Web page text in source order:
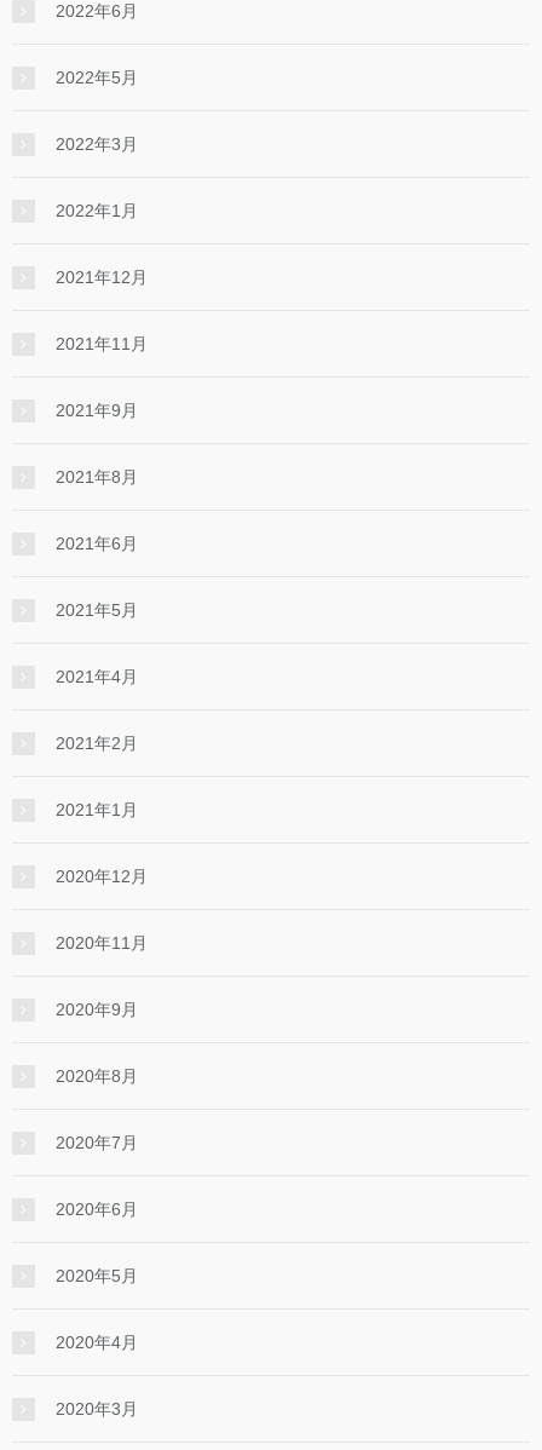
2022年6月
2022年5月
2022年3月
2022年1月
2021年12月
2021年11月
2021年9月
2021年8月
2021年6月
2021年5月
2021年4月
2021年2月
2021年1月
2020年12月
2020年11月
2020年9月
2020年8月
2020年7月
2020年6月
2020年5月
2020年4月
2020年3月